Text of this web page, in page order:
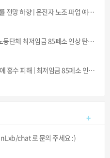
월드뱅크 필리핀 경제성장률 전망 하향 | 운전자 노조 파업 예고 8월 10일부터 | 필리핀동포방송 | 필리핀한인방송 | 필리핀뉴스룸
청소년 컨텐츠 노동허가 | 노동단체 최저임금 85페소 인상 탄원서 제출 | 필리핀동포방송 | 필리핀한인방송 | 필리핀뉴스룸
열대성저기압 Luis로 전국에 홍수 피해 | 최저임금 85페소 인상, 결국 시행될 것 | 필리핀동포방송 | 필리핀한인방송 | 필리핀뉴스룸
+
chat 로 문의 주세요 :)